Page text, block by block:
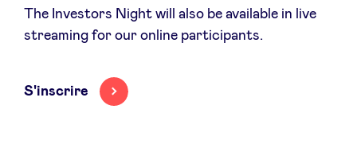
Pooling Services
Privacy Policy
The Investors Night will also be available in live
streaming for our online participants.
S'inscrire